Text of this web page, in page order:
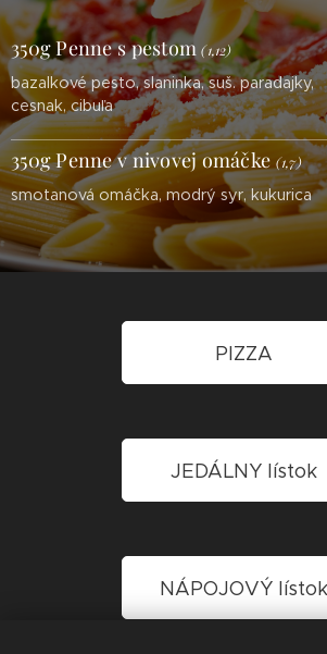
350g Penne s pestom(1,12)
bazalkové pesto, slaninka, suš. paradajky,
cesnak, cibuľa
350g Penne v nivovej omáčke (1,7)
smotanová omáčka, modrý syr, kukurica
PIZZA
JEDÁLNY lístok
NÁPOJOVÝ lístok